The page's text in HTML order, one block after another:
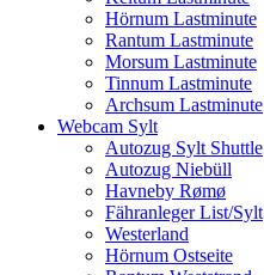
Hörnum Lastminute
Rantum Lastminute
Morsum Lastminute
Tinnum Lastminute
Archsum Lastminute
Webcam Sylt
Autozug Sylt Shuttle
Autozug Niebüll
Havneby Rømø
Fähranleger List/Sylt
Westerland
Hörnum Ostseite